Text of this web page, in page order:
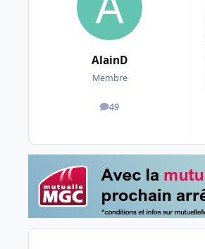
AlainD
Membre
49
messages